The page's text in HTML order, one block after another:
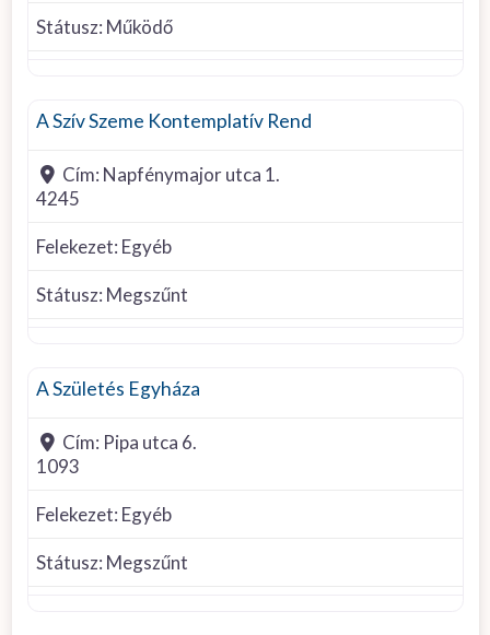
Státusz: Működő
A Szív Szeme Kontemplatív Rend
Cím: Napfénymajor utca 1.
4245
Felekezet: Egyéb
Státusz: Megszűnt
A Születés Egyháza
Cím: Pipa utca 6.
1093
Felekezet: Egyéb
Státusz: Megszűnt